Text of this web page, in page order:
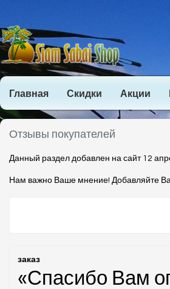
Главная Скидки Акции
Отзывы покупателей
Данный раздел добавлен на сайт 12
Нам важно Ваше мнение! Добавляйте
заказ
«Спасибо Вам